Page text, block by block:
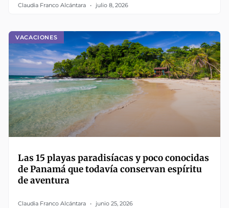
Claudia Franco Alcántara julio 8, 2026
VACACIONES
Las 15 playas paradisíacas y poco conocidas
de Panamá que todavía conservan espíritu
de aventura
Claudia Franco Alcántara junio 25, 2026